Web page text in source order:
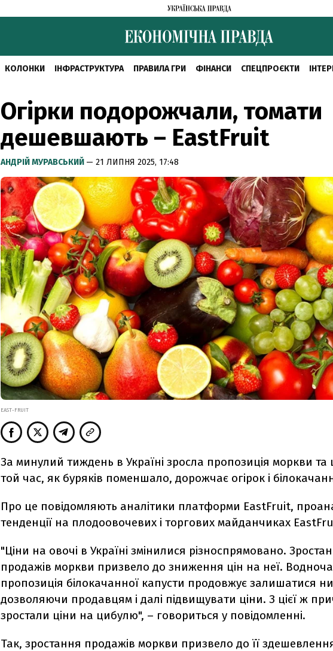
КОЛОНКИ ІНФРАСТРУКТУРА ПРАВИЛА ГРИ ФІНАНСИ СПЕЦПРОЄКТИ
Огірки подорожчали, томати
дешевшають – EastFruit
АНДРІЙ МУРАВСЬКИЙ — 21 ЛИПНЯ 2025, 17:48
EAST-FRUIT
За минулий тиждень в Україні зросла пропозиція моркви та
той час, як буряків поменшало, дорожчає огірок і
Про це повідомляють аналітики платформи EastFruit,
тенденції на плодоовочевих і торгових майданчиках
"Ціни на овочі в Україні змінилися різноспрямовано.
продажів моркви призвело до зниження цін на неї.
пропозиція білокачанної капусти продовжує залишатися
дозволяючи продавцям і далі підвищувати ціни. З цієї ж
зростали ціни на цибулю", – говориться у повідомленні.
Так, зростання продажів моркви призвело до її